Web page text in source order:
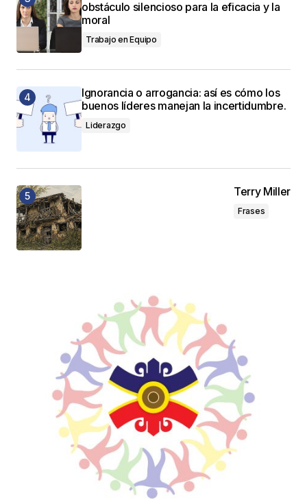
obstáculo silencioso para la eficacia y la
moral
Trabajo en Equipo
Ignorancia o arrogancia: así es cómo los
buenos líderes manejan la incertidumbre.
Liderazgo
Terry Miller
Frases